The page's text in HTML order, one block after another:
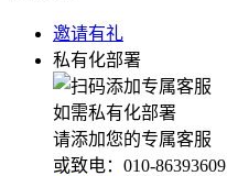
邀请有礼
私有化部署
如需私有化部署
请添加您的专属客服
或致电：010-86393609